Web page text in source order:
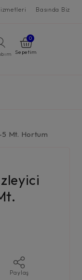
Basında Biz
0
Mt. Hortum
Paylaş